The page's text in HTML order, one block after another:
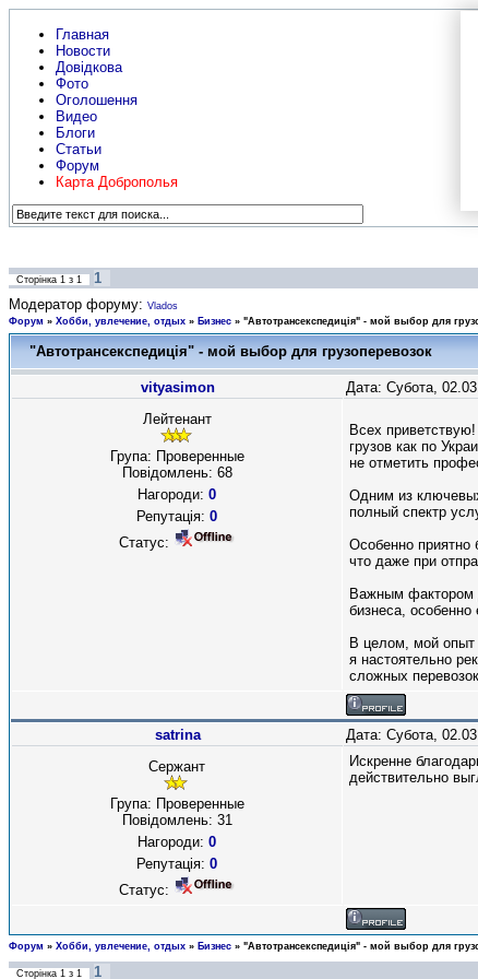
Главная
Новости
Довідкова
Фото
Оголошення
Видео
Блоги
Статьи
Форум
Карта Доброполья
Сторінка 1 з 1
1
Модератор форуму: Vlados
Форум » Хобби, увлечение, отдых » Бизнес » "Автотрансекспедиція" - мой выбор для
"Автотрансекспедиція" - мой выбор для грузоперевозок
vityasimon Дата: Субота,
Лейтенант
Група: Проверенные
Повідомлень: 68
Нагороди: 0
Репутація: 0
Статус:
Всех
грузов как по
не отметить
Одним из
полный спектр
Особенно приятно
что даже при
Важным фактором
бизнеса,
В целом, мой опыт
я настоятельно
сложных
satrina Дата: Субота,
Сержант
Група: Проверенные
Повідомлень: 31
Нагороди: 0
Репутація: 0
Статус:
Искренне
действительно
Форум » Хобби, увлечение, отдых » Бизнес » "Автотрансекспедиція" - мой выбор для
Сторінка 1 з 1 1